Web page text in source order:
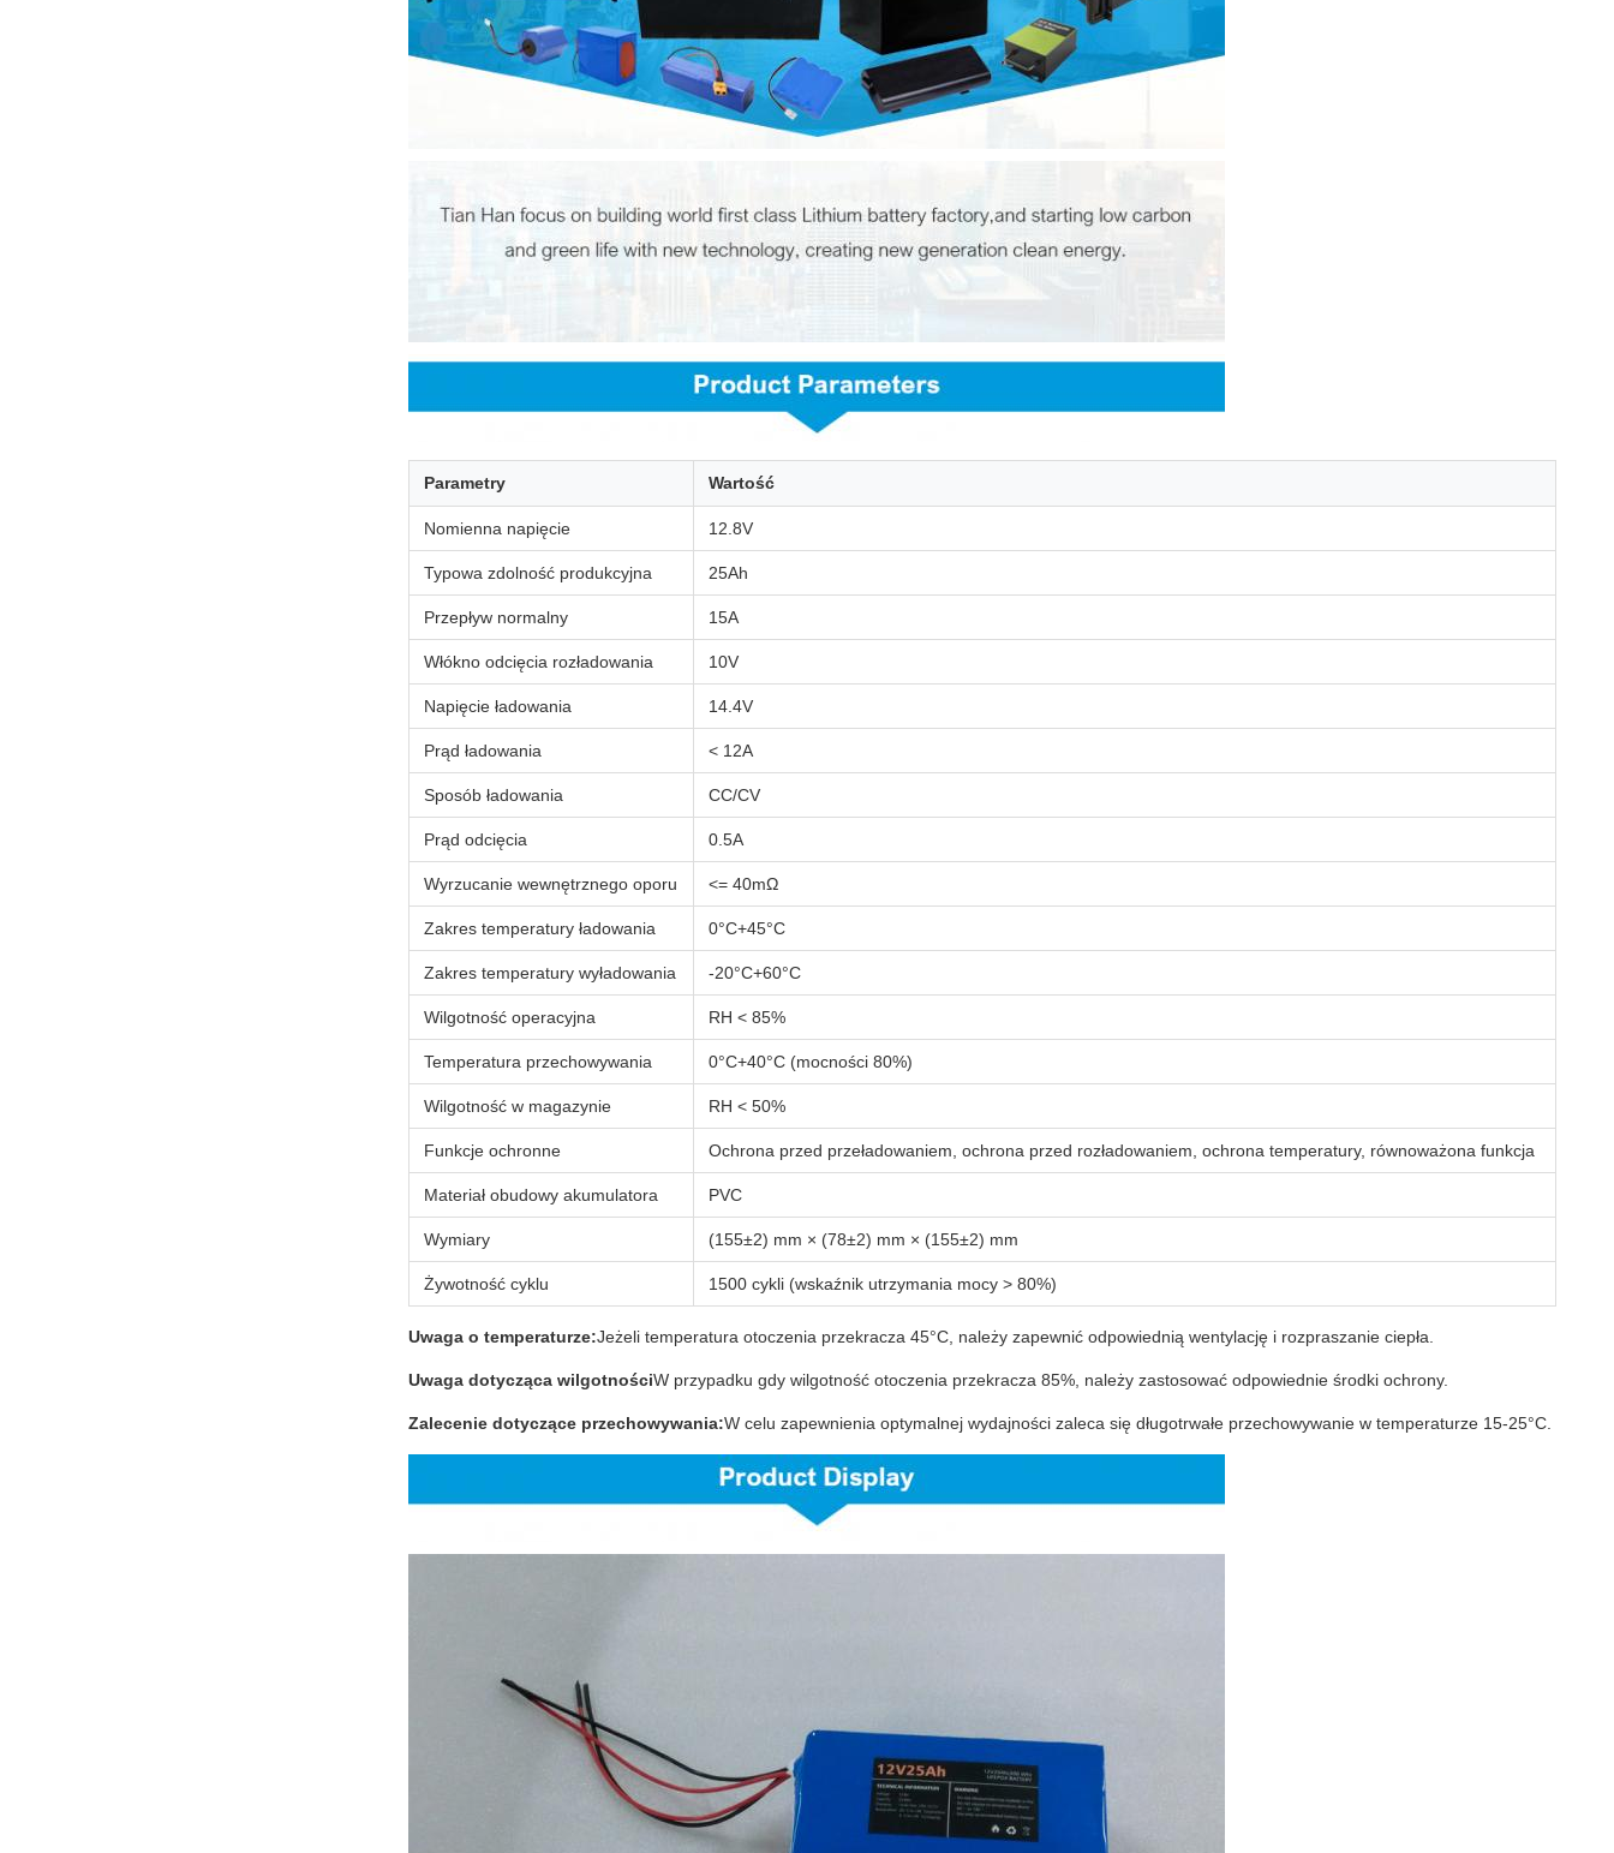
Parametry Wartość
Nomienna napięcie 12.8V
Typowa zdolność produkcyjna 25Ah
Przepływ normalny 15A
Włókno odcięcia rozładowania 10V
Napięcie ładowania 14.4V
Prąd ładowania < 12A
Sposób ładowania CC/CV
Prąd odcięcia 0.5A
Wyrzucanie wewnętrznego oporu <= 40mΩ
Zakres temperatury ładowania 0°C+45°C
Zakres temperatury wyładowania -20°C+60°C
Wilgotność operacyjna RH < 85%
Temperatura przechowywania 0°C+40°C (mocności 80%)
Wilgotność w magazynie RH < 50%
Funkcje ochronne Ochrona przed przeładowaniem, ochrona przed rozładowaniem, ochrona temperatury, równoważona funkcja
Materiał obudowy akumulatora PVC
Wymiary (155±2) mm × (78±2) mm × (155±2) mm
Żywotność cyklu 1500 cykli (wskaźnik utrzymania mocy > 80%)
Uwaga o temperaturze:Jeżeli temperatura otoczenia przekracza 45°C, należy zapewnić odpowiednią wentylację i rozpraszanie ciepła.
Uwaga dotycząca wilgotnościW przypadku gdy wilgotność otoczenia przekracza 85%, należy zastosować odpowiednie środki ochrony.
Zalecenie dotyczące przechowywania:W celu zapewnienia optymalnej wydajności zaleca się długotrwałe przechowywanie w temperaturze 15-25°C.